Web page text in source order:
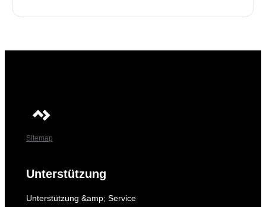
Sitemap
Unterstützung
Unterstützung &amp; Service